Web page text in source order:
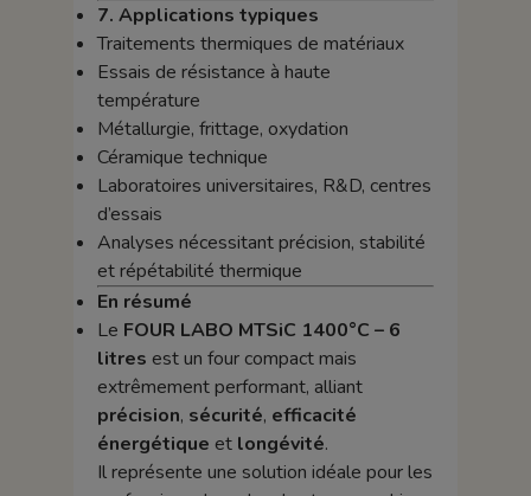
7. Applications typiques
Traitements thermiques de matériaux
Essais de résistance à haute
température
Métallurgie, frittage, oxydation
Céramique technique
Laboratoires universitaires, R&D, centres
d’essais
Analyses nécessitant précision, stabilité
et répétabilité thermique
En résumé
Le FOUR LABO MTSiC 1400°C – 6
litres est un four compact mais
extrêmement performant, alliant
précision, sécurité, efficacité
énergétique et longévité.
Il représente une solution idéale pour les